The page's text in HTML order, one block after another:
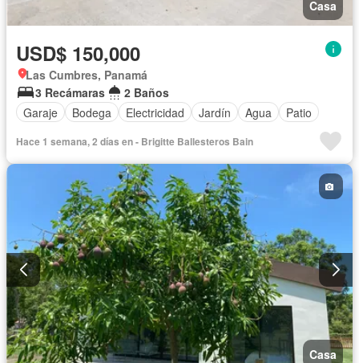
Casa
USD$ 150,000
Las Cumbres, Panamá
3 Recámaras
2 Baños
Garaje
Bodega Electricidad Jardín Agua Patio
Hace 1 semana, 2 días en - Brigitte Ballesteros Bain
Casa